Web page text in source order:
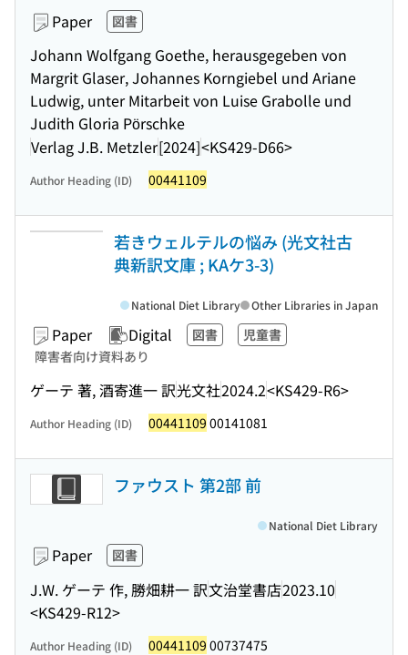
Paper 図書
Johann Wolfgang Goethe, herausgegeben von
Margrit Glaser, Johannes Korngiebel und Ariane
Ludwig, unter Mitarbeit von Luise Grabolle und
Judith Gloria Pörschke
Verlag J.B. Metzler[2024]<KS429-D66>
Author Heading (ID) 00441109
若きウェルテルの悩み (光文社古
典新訳文庫 ; KAケ3-3)
Paper Digital 図書
児童書
障害者向け資料あり
ゲーテ 著, 酒寄進一 訳光文社2024.2<KS429-R6>
National Diet Library Other Libraries in Japan
Author Heading (ID) 00441109 00141081
ファウスト 第2部 前
Paper 図書
J.W. ゲーテ 作, 勝畑耕一 訳文治堂書店2023.10
<KS429-R12>
National Diet Library
Author Heading (ID) 00441109 00737475